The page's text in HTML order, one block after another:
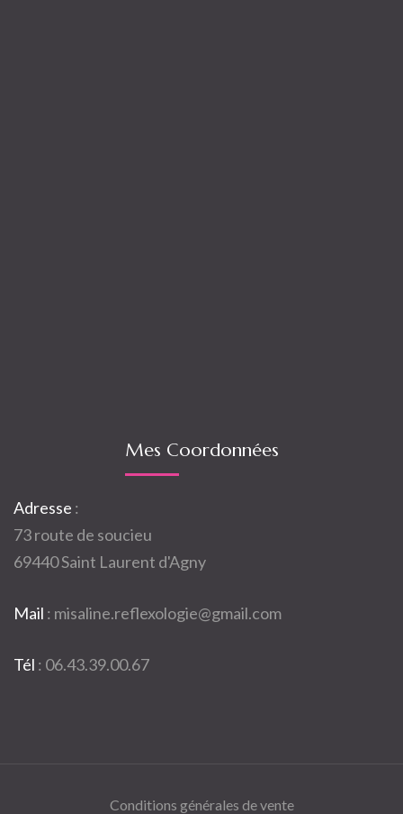
Mes Coordonnées
Adresse :
73 route de soucieu
69440 Saint Laurent d'Agny
Mail : misaline.reflexologie@gmail.com
Tél : 06.43.39.00.67
Conditions générales de vente